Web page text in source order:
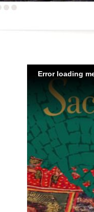
Error loading